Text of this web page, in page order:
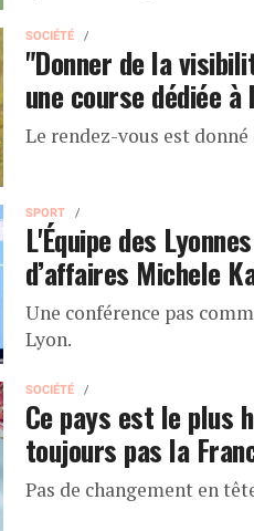
SOCIÉTÉ
"Donner de la
une course dédiée
Le rendez-vous est
SPORT
L'Équipe des
d’affaires Michele
Une conférence pas
Lyon.
SOCIÉTÉ
Ce pays est le plus
toujours pas la
Pas de changement en